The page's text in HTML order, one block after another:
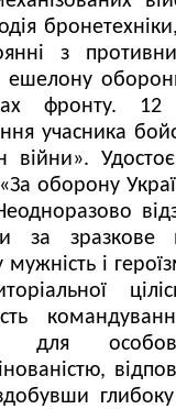
з
ешелону
фронту.
учасника
війни».
оборону
за зразкове
мужність і
для